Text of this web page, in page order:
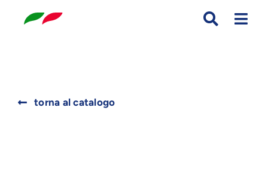
torna al catalogo
for: